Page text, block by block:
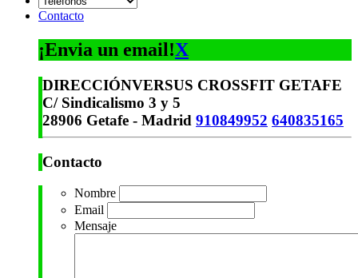
Contacto
¡Envia un email!X
DIRECCIÓNVERSUS CROSSFIT GETAFE
C/ Sindicalismo 3 y 5
28906 Getafe - Madrid 910849952 640835165
Contacto
Nombre
Email
Mensaje